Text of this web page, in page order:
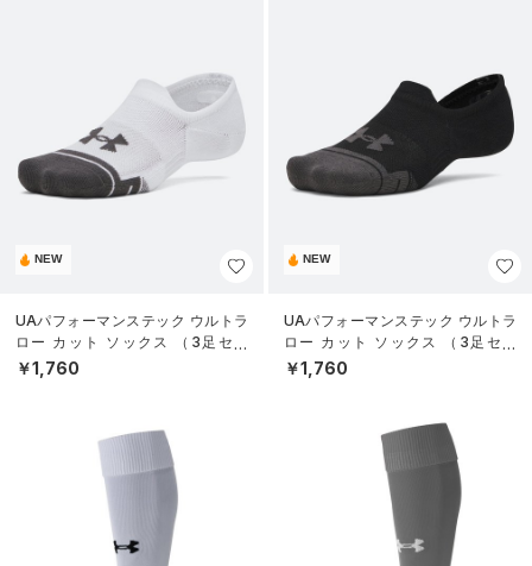
NEW
UAパフォーマンステック ウルトラ
ロー カット ソックス （3足セッ
ト）（トレーニング/UNISEX）
￥1,760
NEW
UAパフォーマンステック ウルトラ
ロー カット ソックス （3足セッ
ト）（トレーニング/UNISEX）
￥1,760